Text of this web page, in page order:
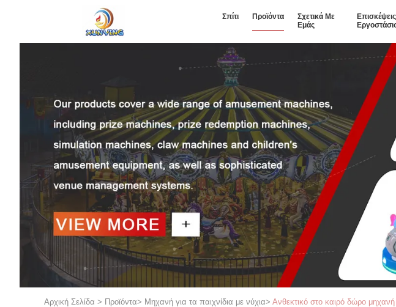
Σπίτι Προϊόντα
Σχετικά Με
Εμάς
Αρχική Σελίδα > Προϊόντα> Μηχανή για τα παιχνίδια με νύχια> Ανθεκτικό στο καιρό δώρο